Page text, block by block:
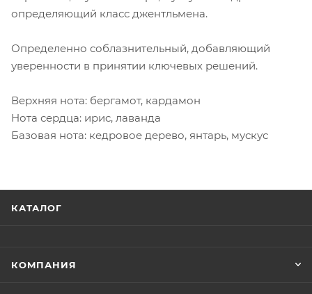
определяющий класс джентльмена.
Определенно соблазнительный, добавляющий
уверенности в принятии ключевых решений.
Верхняя нота: бергамот, кардамон
Нота сердца: ирис, лаванда
Базовая нота: кедровое дерево, янтарь, мускус
КАТАЛОГ
КОМПАНИЯ